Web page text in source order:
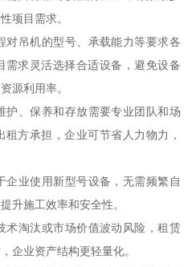
项目需求。
对吊机的型号、承载能力等要求各
需求灵活选择合适设备，避免设备
源利用率。
护、保养和存放需要专业团队和场
方承担，企业可节省人力物力，
企业使用新型号设备，无需频繁自
升施工效率和安全性。
术淘汰或市场价值波动风险，租赁
企业资产结构更轻量化。